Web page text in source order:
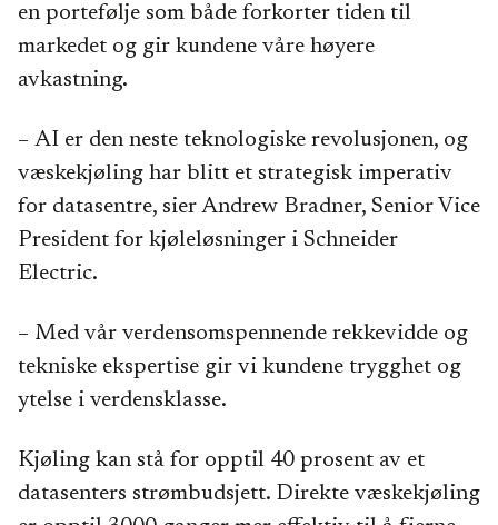
en portefølje som både forkorter tiden til
markedet og gir kundene våre høyere
avkastning.
– AI er den neste teknologiske revolusjonen, og
væskekjøling har blitt et strategisk imperativ
for datasentre, sier Andrew Bradner, Senior Vice
President for kjøleløsninger i Schneider
Electric.
– Med vår verdensomspennende rekkevidde og
tekniske ekspertise gir vi kundene trygghet og
ytelse i verdensklasse.
Kjøling kan stå for opptil 40 prosent av et
datasenters strømbudsjett. Direkte væskekjøling